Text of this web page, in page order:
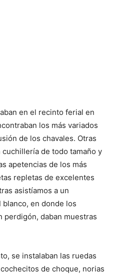
en el recinto ferial en
los más variados
de los chavales. Otras
de todo tamaño y
apetencias de los más
repletas de excelentes
asistíamos a un
en donde los
perdigón, daban muestras
se instalaban las ruedas
de choque, norias